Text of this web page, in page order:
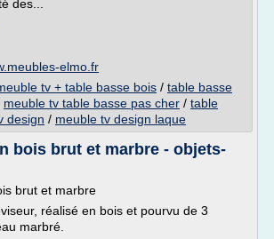
des...
elmo.fr
tv + table basse bois / table basse
meuble tv table basse pas cher / table
design / meuble tv design laque
bois brut et marbre - objets-
brut et marbre
réalisé en bois et pourvu de 3
marbré.